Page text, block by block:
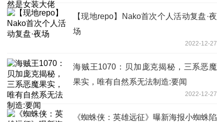
【现地repo】Nako首次个人活动复盘·夜
场
2022-12-27
海贼王1070：贝加庞克揭秘，三系恶魔
果实，唯有自然系无法制造:要闻
2022-12-27
《蜘蛛侠：英雄远征》曝新海报小蜘蛛陷